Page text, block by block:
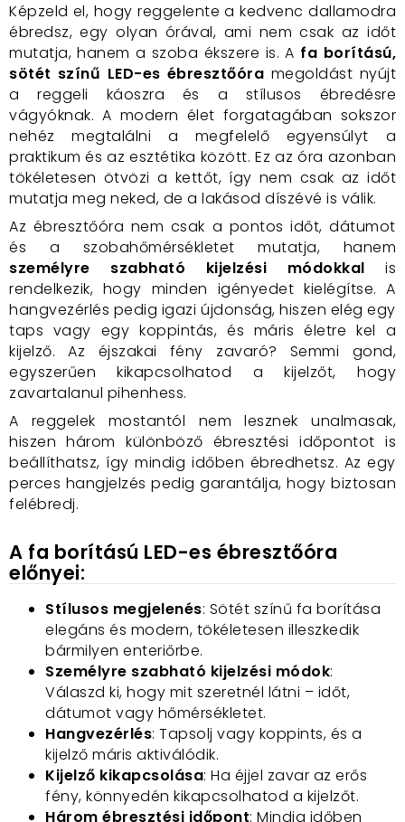
Képzeld el, hogy reggelente a kedvenc dallamodra
ébredsz, egy olyan órával, ami nem csak az időt
mutatja, hanem a szoba ékszere is. A fa borítású,
sötét színű LED-es ébresztőóra megoldást nyújt
a reggeli káoszra és a stílusos ébredésre
vágyóknak. A modern élet forgatagában sokszor
nehéz megtalálni a megfelelő egyensúlyt a
praktikum és az esztétika között. Ez az óra azonban
tökéletesen ötvözi a kettőt, így nem csak az időt
mutatja meg neked, de a lakásod díszévé is válik.
Az ébresztőóra nem csak a pontos időt, dátumot
és a szobahőmérsékletet mutatja, hanem
személyre szabható kijelzési módokkal is
rendelkezik, hogy minden igényedet kielégítse. A
hangvezérlés pedig igazi újdonság, hiszen elég egy
taps vagy egy koppintás, és máris életre kel a
kijelző. Az éjszakai fény zavaró? Semmi gond,
egyszerűen kikapcsolhatod a kijelzőt, hogy
zavartalanul pihenhess.
A reggelek mostantól nem lesznek unalmasak,
hiszen három különböző ébresztési időpontot is
beállíthatsz, így mindig időben ébredhetsz. Az egy
perces hangjelzés pedig garantálja, hogy biztosan
felébredj.
A fa borítású LED-es ébresztőóra
előnyei:
Stílusos megjelenés: Sötét színű fa borítása
elegáns és modern, tökéletesen illeszkedik
bármilyen enteriőrbe.
Személyre szabható kijelzési módok:
Válaszd ki, hogy mit szeretnél látni – időt,
dátumot vagy hőmérsékletet.
Hangvezérlés: Tapsolj vagy koppints, és a
kijelző máris aktiválódik.
Kijelző kikapcsolása: Ha éjjel zavar az erős
fény, könnyedén kikapcsolhatod a kijelzőt.
Három ébresztési időpont: Mindig időben